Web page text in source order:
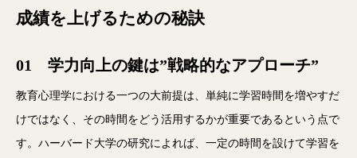
成績を上げるための秘訣
01 学力向上の鍵は”戦略的なアプローチ”
教育心理学における一つの大前提は、単純に学習時間を増やすだ
けではなく、その時間をどう活用するかが重要であるという点で
す。ハーバード大学の研究によれば、一定の時間を設けて学習を